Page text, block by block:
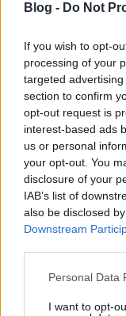
Blog - Do Not
If you wish to opt-
processing of your
targeted
section to confirm
opt-out request is
interest-based ads
us or personal
your opt-out. You
disclosure of your
IAB’s list of
also be disclosed
Downstream
Please note that
not limited to your
Personal Data
I want to opt-
Talentométeren
két napig tartott.
felkötheti a
igaz. Én egy
rosszabb